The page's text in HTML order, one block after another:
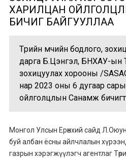
ХАРИЛЦАН
БИЧИГ БАЙГУУЛЛАА
Төрийн өмчийн бодлого,
дарга Б.Цэнгэл, БНХАУ-ын
зохицуулах хорооны /
нар 2023 оны 6 дугаар
ойлголцлын Санамж бичигт
Монгол Улсын Ерөнхий сайд
буй албан ёсны айлчлалын
газрын хэрэгжүүлэгч агентлаг